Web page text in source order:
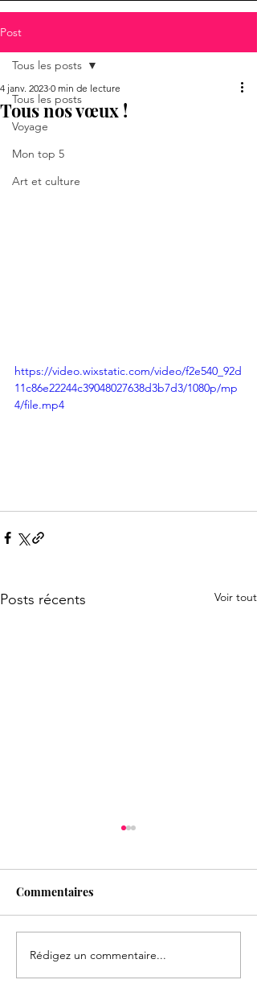
Post
Tous les posts
Voyage
Mon top 5
Art et culture
Tous les posts
Tous nos vœux !
4 janv. 2023 0 min de lecture
https://video.wixstatic.com/video/f2e540_92d
11c86e22244c39048027638d3b7d3/1080p/mp
4/file.mp4
Posts récents Voir tout
Formation Entretien
épistémique
Commentaires
Rédigez un commentaire...